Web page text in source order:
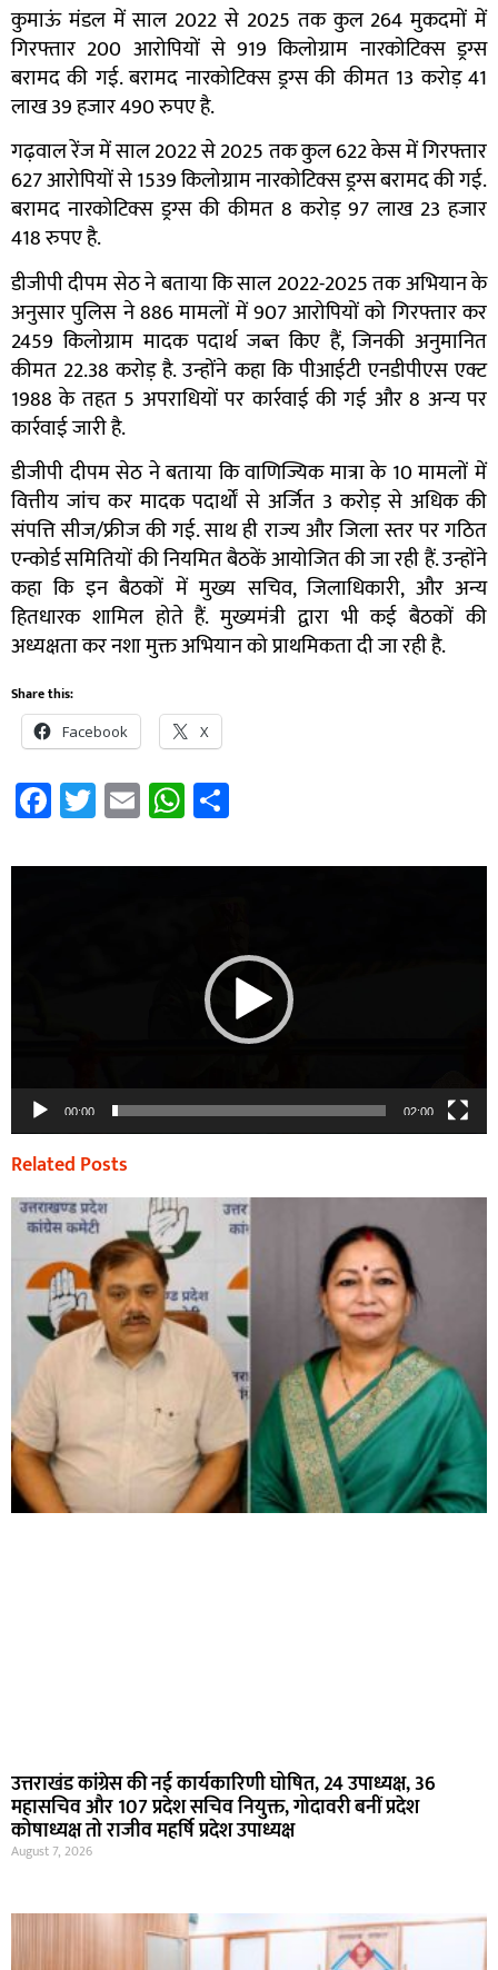
कुमाऊं मंडल में साल 2022 से 2025 तक कुल 264 मुकदमों में
गिरफ्तार 200 आरोपियों से 919 किलोग्राम नारकोटिक्स ड्रग्स
बरामद की गई. बरामद नारकोटिक्स ड्रग्स की कीमत 13 करोड़ 41
लाख 39 हजार 490 रुपए है.
गढ़वाल रेंज में साल 2022 से 2025 तक कुल 622 केस में गिरफ्तार
627 आरोपियों से 1539 किलोग्राम नारकोटिक्स ड्रग्स बरामद की गई.
बरामद नारकोटिक्स ड्रग्स की कीमत 8 करोड़ 97 लाख 23 हजार
418 रुपए है.
डीजीपी दीपम सेठ ने बताया कि साल 2022-2025 तक अभियान के
अनुसार पुलिस ने 886 मामलों में 907 आरोपियों को गिरफ्तार कर
2459 किलोग्राम मादक पदार्थ जब्त किए हैं, जिनकी अनुमानित
कीमत 22.38 करोड़ है. उन्होंने कहा कि पीआईटी एनडीपीएस एक्ट
1988 के तहत 5 अपराधियों पर कार्रवाई की गई और 8 अन्य पर
कार्रवाई जारी है.
डीजीपी दीपम सेठ ने बताया कि वाणिज्यिक मात्रा के 10 मामलों में
वित्तीय जांच कर मादक पदार्थों से अर्जित 3 करोड़ से अधिक की
संपत्ति सीज/फ्रीज की गई. साथ ही राज्य और जिला स्तर पर गठित
एन्कोर्ड समितियों की नियमित बैठकें आयोजित की जा रही हैं. उन्होंने
कहा कि इन बैठकों में मुख्य सचिव, जिलाधिकारी, और अन्य
हितधारक शामिल होते हैं. मुख्यमंत्री द्वारा भी कई बैठकों की
अध्यक्षता कर नशा मुक्त अभियान को प्राथमिकता दी जा रही है.
Share this:
Facebook X
Facebook
Twitter
EmailWhatsApp
00:00 02:00
Related Posts
उत्तराखंड कांग्रेस की नई कार्यकारिणी घोषित, 24 उपाध्यक्ष, 36
महासचिव और 107 प्रदेश सचिव नियुक्त, गोदावरी बनीं प्रदेश
कोषाध्यक्ष तो राजीव महर्षि प्रदेश उपाध्यक्ष
August 7, 2026